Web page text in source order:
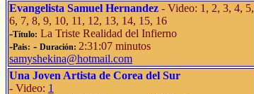
Evangelista Samuel Hernandez - Video: 1, 2, 3, 4, 5,
6, 7, 8, 9, 10, 11, 12, 13, 14, 15, 16
-Título: La Triste Realidad del Infierno
-Pais: - Duración: 2:31:07 minutos
samyshekina@hotmail.com
Una Joven Artista de Corea del Sur
- Video: 1